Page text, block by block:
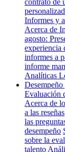
Informes y
Acerca de
agosto:
experiencia
informes a
informe
Analíticas
Evaluación
Acerca de
a las reseñas
las
desempeño
sobre la
talento